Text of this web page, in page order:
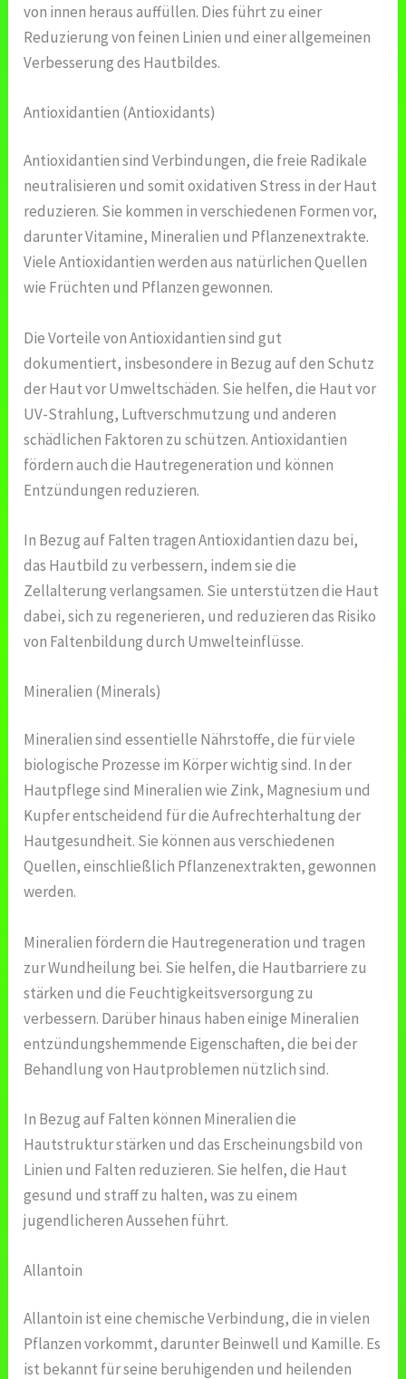
von innen heraus auffüllen. Dies führt zu einer
Reduzierung von feinen Linien und einer allgemeinen
Verbesserung des Hautbildes.
Antioxidantien (Antioxidants)
Antioxidantien sind Verbindungen, die freie Radikale
neutralisieren und somit oxidativen Stress in der Haut
reduzieren. Sie kommen in verschiedenen Formen vor,
darunter Vitamine, Mineralien und Pflanzenextrakte.
Viele Antioxidantien werden aus natürlichen Quellen
wie Früchten und Pflanzen gewonnen.
Die Vorteile von Antioxidantien sind gut
dokumentiert, insbesondere in Bezug auf den Schutz
der Haut vor Umweltschäden. Sie helfen, die Haut vor
UV-Strahlung, Luftverschmutzung und anderen
schädlichen Faktoren zu schützen. Antioxidantien
fördern auch die Hautregeneration und können
Entzündungen reduzieren.
In Bezug auf Falten tragen Antioxidantien dazu bei,
das Hautbild zu verbessern, indem sie die
Zellalterung verlangsamen. Sie unterstützen die Haut
dabei, sich zu regenerieren, und reduzieren das Risiko
von Faltenbildung durch Umwelteinflüsse.
Mineralien (Minerals)
Mineralien sind essentielle Nährstoffe, die für viele
biologische Prozesse im Körper wichtig sind. In der
Hautpflege sind Mineralien wie Zink, Magnesium und
Kupfer entscheidend für die Aufrechterhaltung der
Hautgesundheit. Sie können aus verschiedenen
Quellen, einschließlich Pflanzenextrakten, gewonnen
werden.
Mineralien fördern die Hautregeneration und tragen
zur Wundheilung bei. Sie helfen, die Hautbarriere zu
stärken und die Feuchtigkeitsversorgung zu
verbessern. Darüber hinaus haben einige Mineralien
entzündungshemmende Eigenschaften, die bei der
Behandlung von Hautproblemen nützlich sind.
In Bezug auf Falten können Mineralien die
Hautstruktur stärken und das Erscheinungsbild von
Linien und Falten reduzieren. Sie helfen, die Haut
gesund und straff zu halten, was zu einem
jugendlicheren Aussehen führt.
Allantoin
Allantoin ist eine chemische Verbindung, die in vielen
Pflanzen vorkommt, darunter Beinwell und Kamille. Es
ist bekannt für seine beruhigenden und heilenden